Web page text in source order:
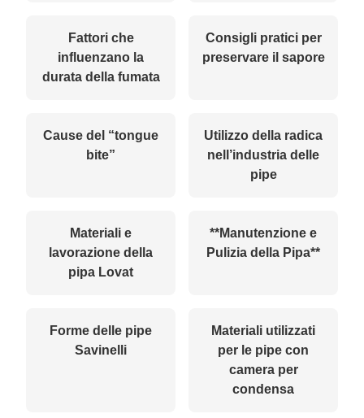
Fattori che
influenzano la
durata della fumata
Consigli pratici per
preservare il sapore
Cause del “tongue
bite”
Utilizzo della radica
nell’industria delle
pipe
Materiali e
lavorazione della
pipa Lovat
**Manutenzione e
Pulizia della Pipa**
Forme delle pipe
Savinelli
Materiali utilizzati
per le pipe con
camera per
condensa